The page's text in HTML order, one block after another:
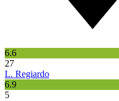
6.6
27
L. Regiardo
6.9
5